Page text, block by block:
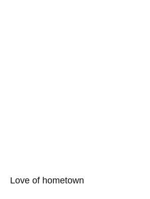
Love of homеtown